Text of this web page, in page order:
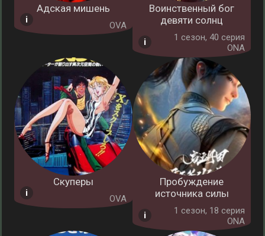
Адская мишень
OVA
Воинственный бог
девяти солнц
1 cезон, 40 серия
ONA
Скуперы
OVA
Пробуждение
источника силы
1 cезон, 18 серия
ONA